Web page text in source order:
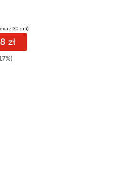
z 30 dni)
zł